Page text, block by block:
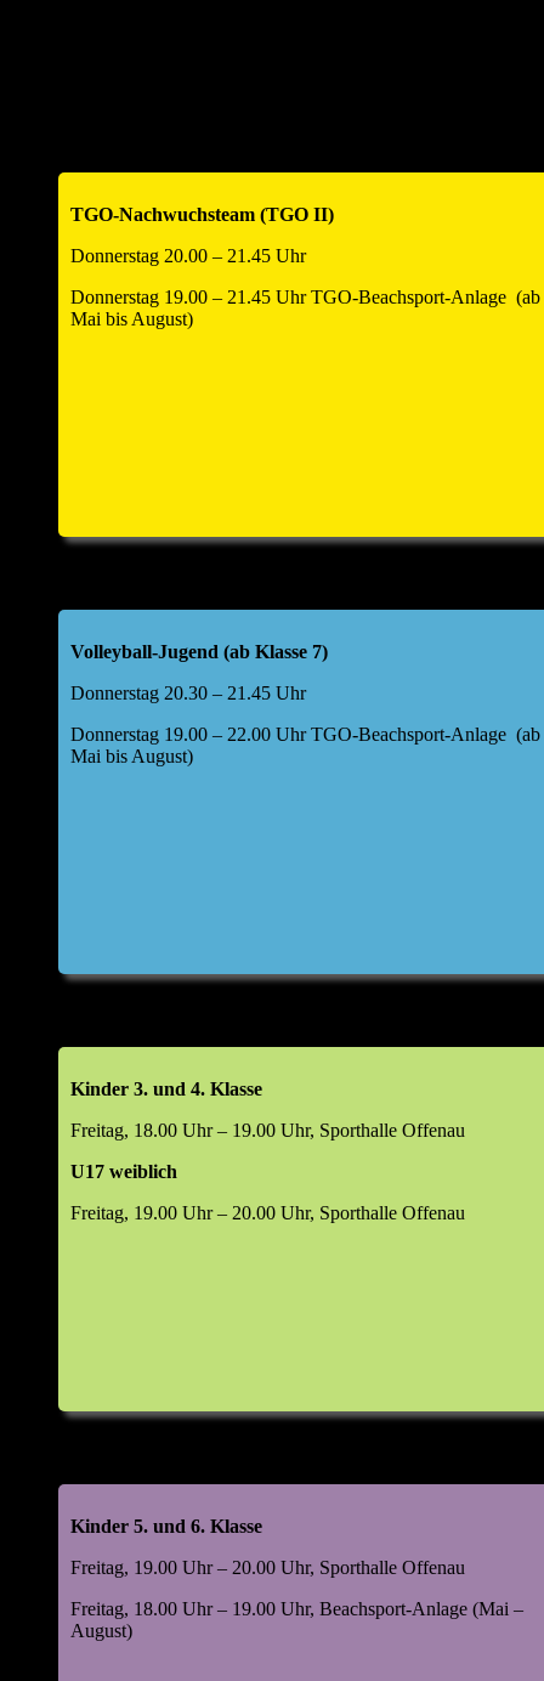
TGO-Nachwuchsteam (TGO II)
Donnerstag 20.00 – 21.45 Uhr
Donnerstag 19.00 – 21.45 Uhr TGO-Beachsport-Anlage (ab
Mai bis August)
Volleyball-Jugend (ab Klasse 7)
Donnerstag 20.30 – 21.45 Uhr
Donnerstag 19.00 – 22.00 Uhr TGO-Beachsport-Anlage (ab
Mai bis August)
Kinder 3. und 4. Klasse
Freitag, 18.00 Uhr – 19.00 Uhr, Sporthalle Offenau
U17 weiblich
Freitag, 19.00 Uhr – 20.00 Uhr, Sporthalle Offenau
Kinder 5. und 6. Klasse
Freitag, 19.00 Uhr – 20.00 Uhr, Sporthalle Offenau
Freitag, 18.00 Uhr – 19.00 Uhr, Beachsport-Anlage (Mai –
August)